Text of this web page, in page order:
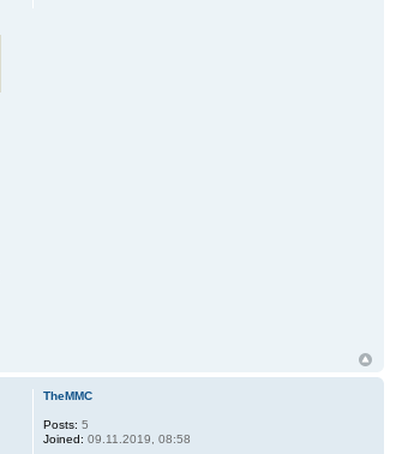
TheMMC
Posts: 5
Joined: 09.11.2019, 08:58